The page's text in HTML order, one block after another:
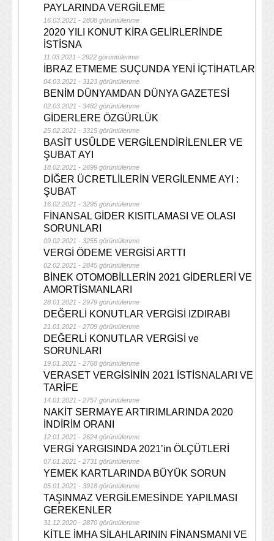
PAYLARINDA VERGİLEME
16.03.2021 - 2808 görüntülenme
2020 YILI KONUT KİRA GELİRLERİNDE
İSTİSNA
11.03.2021 - 2922 görüntülenme
İBRAZ ETMEME SUÇUNDA YENİ İÇTİHATLAR
04.03.2021 - 3123 görüntülenme
BENİM DÜNYAMDAN DÜNYA GAZETESİ
02.03.2021 - 3482 görüntülenme
GİDERLERE ÖZGÜRLÜK
25.02.2021 - 3315 görüntülenme
BASİT USÛLDE VERGİLENDİRİLENLER VE
ŞUBAT AYI
18.02.2021 - 2699 görüntülenme
DİĞER ÜCRETLİLERİN VERGİLENME AYI :
ŞUBAT
16.02.2021 - 3295 görüntülenme
FİNANSAL GİDER KISITLAMASI VE OLASI
SORUNLARI
09.02.2021 - 3255 görüntülenme
VERGİ ÖDEME VERGİSİ ARTTI
02.02.2021 - 2845 görüntülenme
BİNEK OTOMOBİLLERİN 2021 GİDERLERİ VE
AMORTİSMANLARI
28.01.2021 - 2979 görüntülenme
DEĞERLİ KONUTLAR VERGİSİ IZDIRABI
21.01.2021 - 2709 görüntülenme
DEĞERLİ KONUTLAR VERGİSİ ve
SORUNLARI
19.01.2021 - 2768 görüntülenme
VERASET VERGİSİNİN 2021 İSTİSNALARI VE
TARİFE
14.01.2021 - 2757 görüntülenme
NAKİT SERMAYE ARTIRIMLARINDA 2020
İNDİRİM ORANI
12.01.2021 - 2624 görüntülenme
VERGİ YARGISINDA 2021’in ÖLÇÜTLERİ
07.01.2021 - 2731 görüntülenme
YEMEK KARTLARINDA BÜYÜK SORUN
05.01.2021 - 3918 görüntülenme
TAŞINMAZ VERGİLEMESİNDE YAPILMASI
GEREKENLER
31.12.2020 - 2870 görüntülenme
KİTLE İMHA SİLAHLARININ FİNANSMANI VE